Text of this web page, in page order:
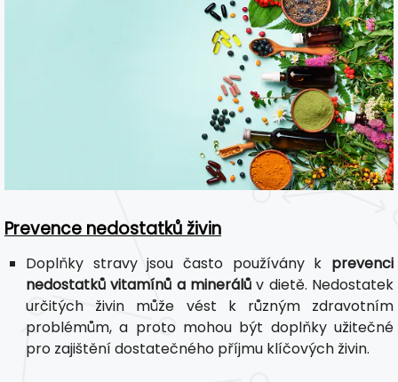
Prevence nedostatků živin
Doplňky stravy jsou často používány k prevenci
nedostatků vitamínů a minerálů v dietě. Nedostatek
určitých živin může vést k různým zdravotním
problémům, a proto mohou být doplňky užitečné
pro zajištění dostatečného příjmu klíčových živin.